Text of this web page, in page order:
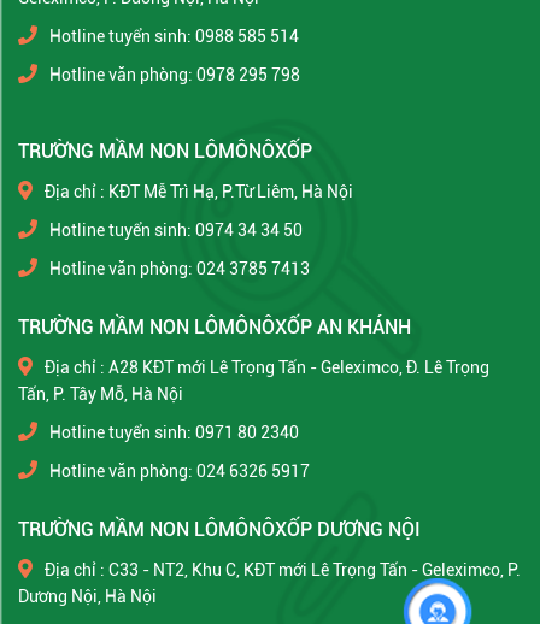
Hotline tuyển sinh: 0988 585 514
Hotline văn phòng: 0978 295 798
TRƯỜNG MẦM NON LÔMÔNÔXỐP
Địa chỉ : KĐT Mễ Trì Hạ, P.Từ Liêm, Hà Nội
Hotline tuyển sinh: 0974 34 34 50
Hotline văn phòng: 024 3785 7413
TRƯỜNG MẦM NON LÔMÔNÔXỐP AN KHÁNH
Địa chỉ : A28 KĐT mới Lê Trọng Tấn - Geleximco, Đ. Lê Trọng
Tấn, P. Tây Mỗ, Hà Nội
Hotline tuyển sinh: 0971 80 2340
Hotline văn phòng: 024 6326 5917
TRƯỜNG MẦM NON LÔMÔNÔXỐP DƯƠNG NỘI
Địa chỉ : C33 - NT2, Khu C, KĐT mới Lê Trọng Tấn - Geleximco, P.
Dương Nội, Hà Nội